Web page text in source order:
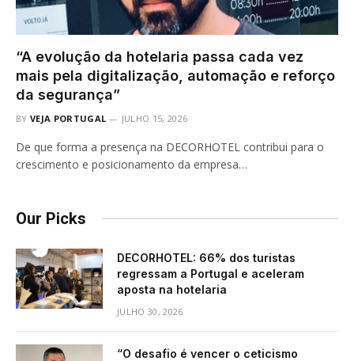
“A evolução da hotelaria passa cada vez
mais pela digitalização, automação e reforço
da segurança”
BY VEJA PORTUGAL JULHO 15, 2026
De que forma a presença na DECORHOTEL contribui para o
crescimento e posicionamento da empresa…
Our Picks
DECORHOTEL: 66% dos turistas
regressam a Portugal e aceleram
aposta na hotelaria
JULHO 30, 2026
“O desafio é vencer o ceticismo